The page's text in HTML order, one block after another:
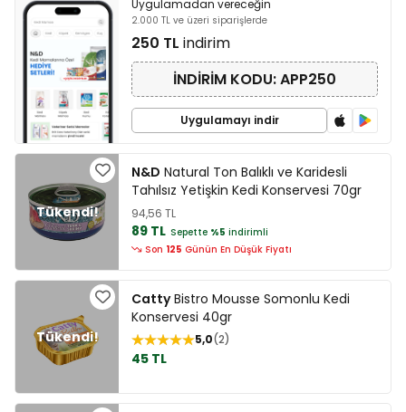
Uygulamadan vereceğin
2.000 TL ve üzeri siparişlerde
250 TL indirim
İNDİRİM KODU: APP250
Uygulamayı indir
N&D Natural Ton Balıklı ve Karidesli
Tahılsız Yetişkin Kedi Konservesi 70gr
94,56 TL
89 TL Sepette %5 indirimli
Son 125 Günün En Düşük Fiyatı
CattyBistro Mousse Somonlu Kedi
Konservesi 40gr
5,0 2
45 TL